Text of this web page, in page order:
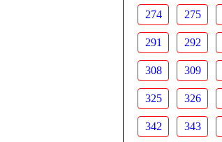
274 275
291 292
308 309
325 326
342 343